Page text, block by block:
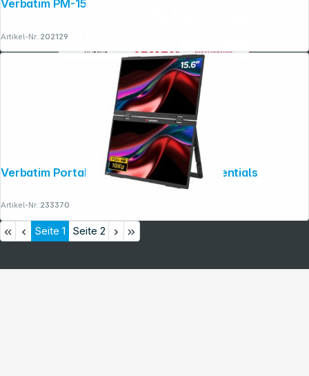
Artikel-Nr.:202129
Verbatim Portable 15.6 Dual Monitor Essentials
Artikel-Nr.:233370
Seite 1 Seite 2